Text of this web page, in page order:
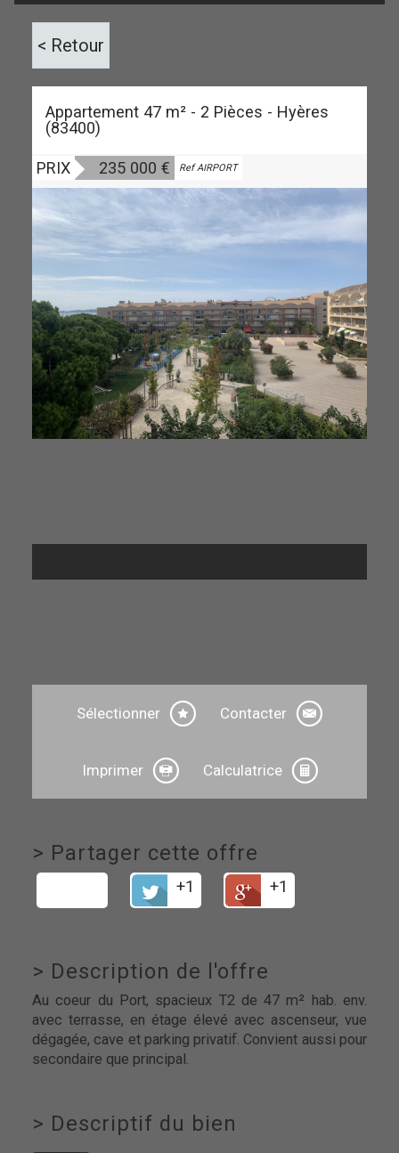
< Retour
Appartement 47 m² - 2 Pièces - Hyères
(83400)
PRIX 235 000 € Ref AIRPORT
Vendu
Sélectionner Contacter
Imprimer Calculatrice
> Partager cette offre
+1 +1
> Description de l'offre
Au coeur du Port, spacieux T2 de 47 m² hab. env.
avec terrasse, en étage élevé avec ascenseur, vue
dégagée, cave et parking privatif. Convient aussi pour
secondaire que principal.
> Descriptif du bien